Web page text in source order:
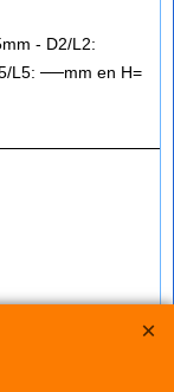
- D2/L2:
L5: ──mm en H=